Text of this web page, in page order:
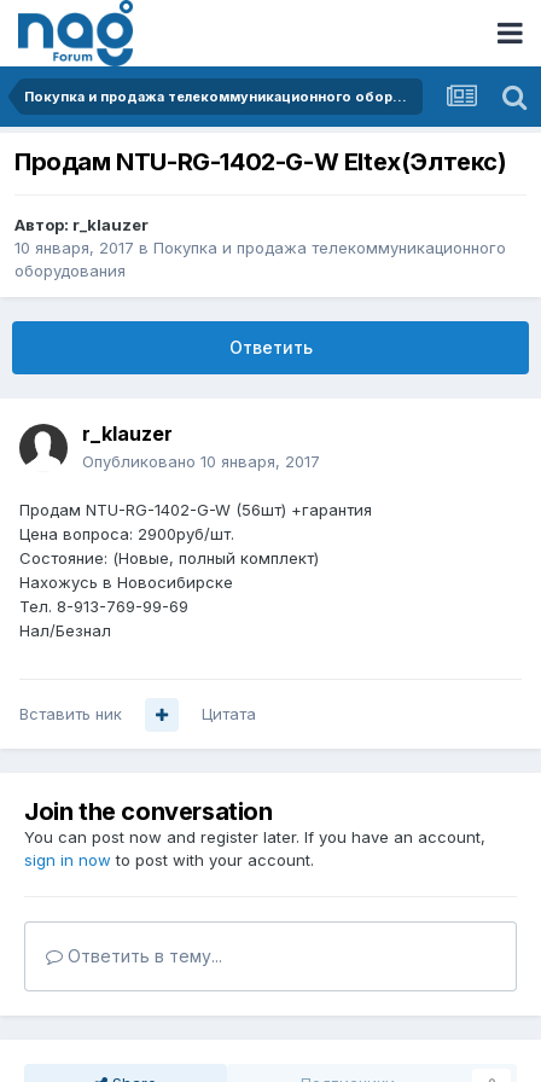
Покупка и продажа телекоммуникационного оборудования
Продам NTU-RG-1402-G-W Eltex(Элтекс)
Автор: r_klauzer
10 января, 2017 в Покупка и продажа телекоммуникационного
оборудования
Ответить
r_klauzer
Опубликовано 10 января, 2017
Продам NTU-RG-1402-G-W (56шт) +гарантия
Цена вопроса: 2900руб/шт.
Состояние: (Новые, полный комплект)
Нахожусь в Новосибирске
Тел. 8-913-769-99-69
Нал/Безнал
Вставить ник Цитата
Join the conversation
You can post now and register later. If you have an account,
sign in now to post with your account.
Ответить в тему...